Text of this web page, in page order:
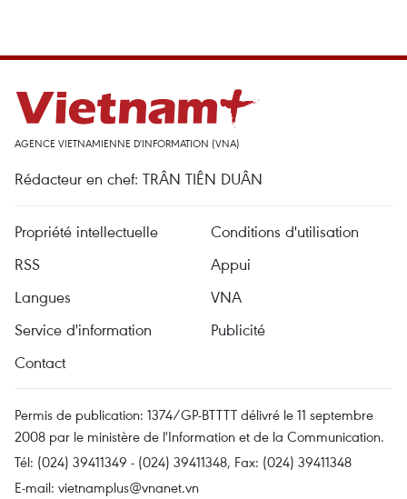
AGENCE VIETNAMIENNE D'INFORMATION (VNA)
Rédacteur en chef: TRÂN TIÊN DUÂN
Propriété intellectuelle
Conditions d'utilisation
RSS
Appui
Langues
VNA
Service d'information
Publicité
Contact
Permis de publication: 1374/GP-BTTTT délivré le 11 septembre
2008 par le ministère de l'Information et de la Communication.
Tél: (024) 39411349 - (024) 39411348, Fax: (024) 39411348
E-mail: vietnamplus@vnanet.vn